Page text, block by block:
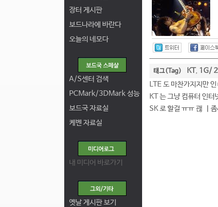
장터 게시판
보드나라에 바란다
오늘의 네모다
A/S센터 검색
PCMark/3DMark 성능
보드국 자료실
케벤 자료실
내 미디어 바로가기
옛날 게시판 보기
태그(Tag) KT, 1G/
LTE 도 마찬가지지만
KT 는 그냥 컴퓨터 인
SK 로 할걸 ㅠㅠ 괞 ㅣ